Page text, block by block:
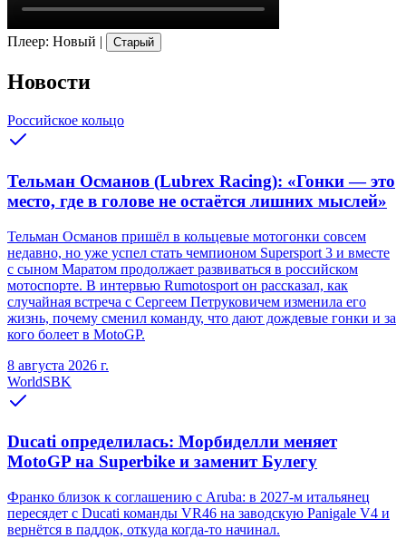
Плеер: Новый | Старый
Новости
Российское кольцо
Тельман Османов (Lubrex Racing): «Гонки — это
место, где в голове не остаётся лишних мыслей»
Тельман Османов пришёл в кольцевые мотогонки совсем
недавно, но уже успел стать чемпионом Supersport 3 и вместе
с сыном Маратом продолжает развиваться в российском
мотоспорте. В интервью Rumotosport он рассказал, как
случайная встреча с Сергеем Петруковичем изменила его
жизнь, почему сменил команду, что дают дождевые гонки и за
кого болеет в MotoGP.
8 августа 2026 г.
WorldSBK
Ducati определилась: Морбиделли меняет
MotoGP на Superbike и заменит Булегу
Франко близок к соглашению с Aruba: в 2027-м итальянец
пересядет с Ducati команды VR46 на заводскую Panigale V4 и
вернётся в паддок, откуда когда-то начинал.